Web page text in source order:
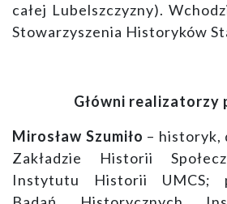
całej Lubelszczyzny).
Stowarzyszenia Historyków
Główni realizatorzy
Mirosław Szumiło – historyk,
Zakładzie Historii
Instytutu Historii UMCS;